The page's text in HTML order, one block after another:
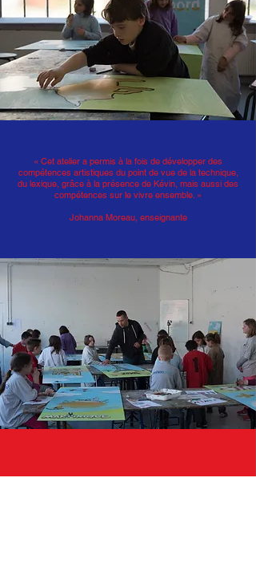
« Cet atelier a permis à la fois de développer des
compétences artistiques du point de vue de la technique,
du lexique, grâce à la présence de Kévin, mais aussi des
compétences sur le vivre ensemble. »
Johanna Moreau, enseignante